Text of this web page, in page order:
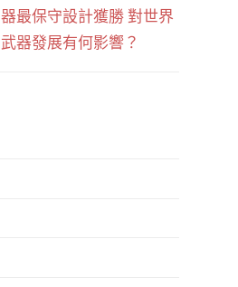
器最保守設計獲勝 對世界
武器發展有何影響？